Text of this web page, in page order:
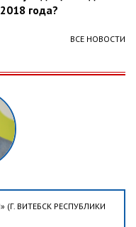
года?
ВСЕ НОВОСТИ
ВИТЕБСК РЕСПУБЛИКИ